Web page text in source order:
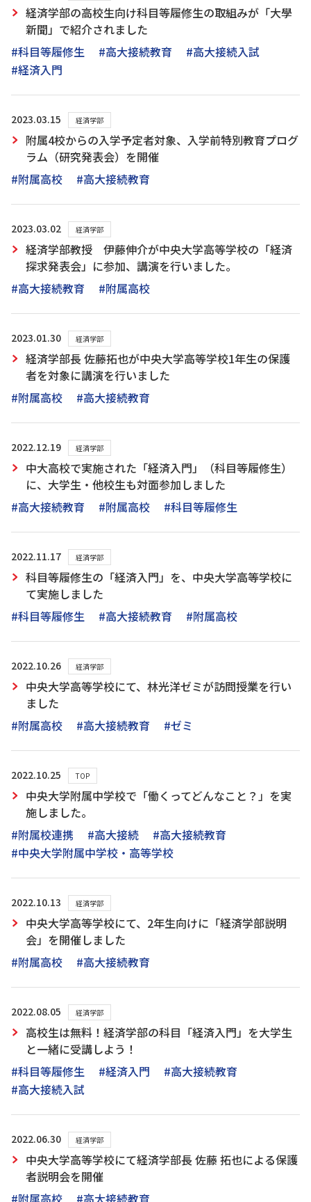
経済学部の高校生向け科目等履修生の取組みが「大學
新聞」で紹介されました
#科目等履修生
#高大接続教育
#高大接続入試
#経済入門
2023.03.15 経済学部
附属4校からの入学予定者対象、入学前特別教育プログ
ラム（研究発表会）を開催
#附属高校
#高大接続教育
2023.03.02 経済学部
経済学部教授 伊藤伸介が中央大学高等学校の「経済
探求発表会」に参加、講演を行いました。
#高大接続教育
#附属高校
2023.01.30 経済学部
経済学部長 佐藤拓也が中央大学高等学校1年生の保護
者を対象に講演を行いました
#附属高校
#高大接続教育
2022.12.19 経済学部
中大高校で実施された「経済入門」（科目等履修生）
に、大学生・他校生も対面参加しました
#高大接続教育
#附属高校 #科目等履修生
2022.11.17 経済学部
科目等履修生の「経済入門」を、中央大学高等学校に
て実施しました
#科目等履修生
#高大接続教育 #附属高校
2022.10.26 経済学部
中央大学高等学校にて、林光洋ゼミが訪問授業を行い
ました
#附属高校
#高大接続教育 #ゼミ
2022.10.25 TOP
中央大学附属中学校で「働くってどんなこと？」を実
施しました。
#附属校連携
#高大接続
#高大接続教育
#中央大学附属中学校・高等学校
2022.10.13 経済学部
中央大学高等学校にて、2年生向けに「経済学部説明
会」を開催しました
#附属高校
#高大接続教育
2022.08.05 経済学部
高校生は無料！経済学部の科目「経済入門」を大学生
と一緒に受講しよう！
#科目等履修生
#経済入門
#高大接続教育
#高大接続入試
2022.06.30 経済学部
中央大学高等学校にて経済学部長 佐藤 拓也による保護
者説明会を開催
#附属高校
#高大接続教育